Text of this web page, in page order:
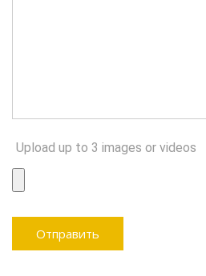
Upload up to 3 images or videos